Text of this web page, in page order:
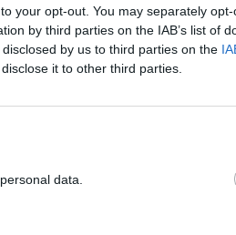
your opt-out. You may separately
by third parties on the IAB’s list of
by us to third parties on the
it to other third parties.
data.
5
Tutti gli eventi
diagosto